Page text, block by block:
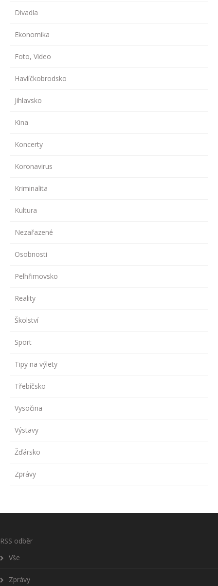
Divadla
Ekonomika
Foto, Video
Havlíčkobrodsko
Jihlavsko
Kina
Koncerty
Koronavirus
Kriminalita
Kultura
Nezařazené
Osobnosti
Pelhřimovsko
Reality
Školství
Sport
Tipy na výlety
Třebíčsko
Vysočina
Výstavy
Žďársko
Zprávy
RSS odběr
Vše
Zprávy